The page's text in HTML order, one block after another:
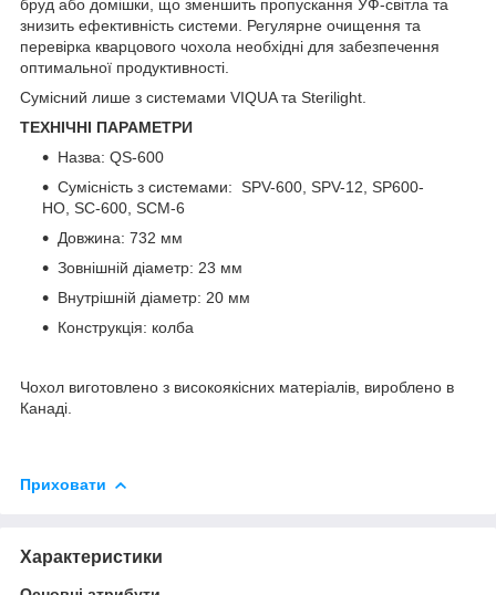
бруд або домішки, що зменшить пропускання УФ-світла та
знизить ефективність системи. Регулярне очищення та
перевірка кварцового чохола необхідні для забезпечення
оптимальної продуктивності.
Сумісний лише з системами VIQUA та Sterilight.
ТЕХНІЧНІ ПАРАМЕТРИ
Назва: QS-600
Сумісність з системами: SPV-600, SPV-12, SP600-
HO, SC-600, SCM-6
Довжина: 732 мм
Зовнішній діаметр: 23 мм
Внутрішній діаметр: 20 мм
Конструкція: колба
Чохол виготовлено з високоякісних матеріалів, вироблено в
Канаді.
Приховати
Характеристики